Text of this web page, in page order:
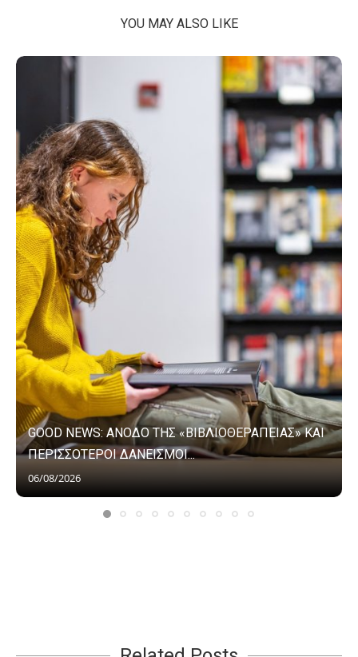
YOU MAY ALSO LIKE
GOOD NEWS: ΑΝΟΔΟ ΤΗΣ «ΒΙΒΛΙΟΘΕΡΑΠΕΙΑΣ» ΚΑΙ
ΠΕΡΙΣΣΟΤΕΡΟΙ ΔΑΝΕΙΣΜΟΙ...
06/08/2026